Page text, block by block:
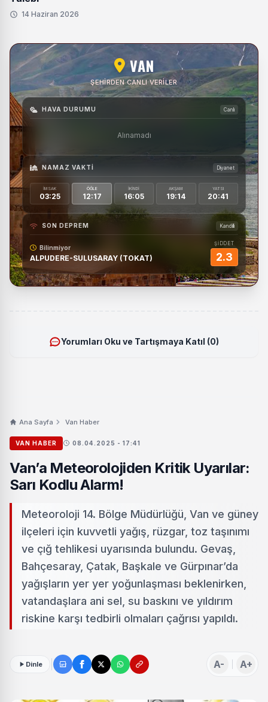
14 Haziran 2026
VAN
ŞEHIRDEN CANLI VERILER
HAVA DURUMU Canlı
Alınamadı
NAMAZ VAKTI Diyanet
İMSAK
03:25
ÖĞLE
12:17
İKINDI
16:05
AKŞAM
19:14
YATSI
20:41
SON DEPREM Kandilli
Bilinmiyor
ALPUDERE-SULUSARAY (TOKAT)
ŞİDDET
2.3
Yorumları Oku ve Tartışmaya Katıl (0)
Ana Sayfa Van Haber
VAN HABER 08.04.2025 - 17:41
Van’a Meteorolojiden Kritik Uyarılar:
Sarı Kodlu Alarm!
Meteoroloji 14. Bölge Müdürlüğü, Van ve güney
ilçeleri için kuvvetli yağış, rüzgar, toz taşınımı
ve çığ tehlikesi uyarısında bulundu. Gevaş,
Bahçesaray, Çatak, Başkale ve Gürpınar’da
yağışların yer yer yoğunlaşması beklenirken,
vatandaşlara ani sel, su baskını ve yıldırım
riskine karşı tedbirli olmaları çağrısı yapıldı.
Dinle A- A+